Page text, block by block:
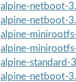
alpine-netboot-
alpine-netboot-
alpine-
alpine-
alpine-standard-
alpine-netboot-